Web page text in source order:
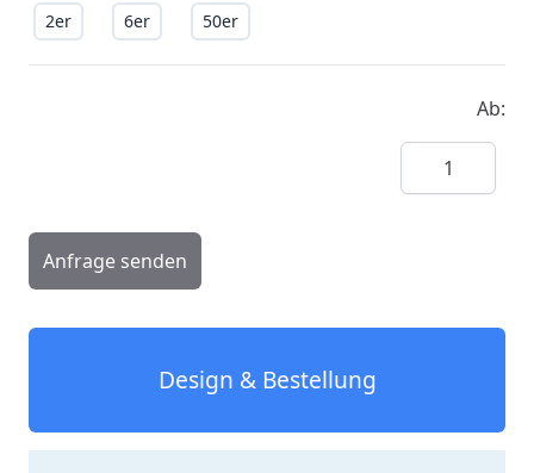
2er 6er 50er
Ab:
Menge
Anfrage senden
Design & Bestellung